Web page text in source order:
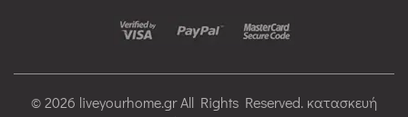
© 2026 liveyourhome.gr All Rights Reserved. κατασκευή